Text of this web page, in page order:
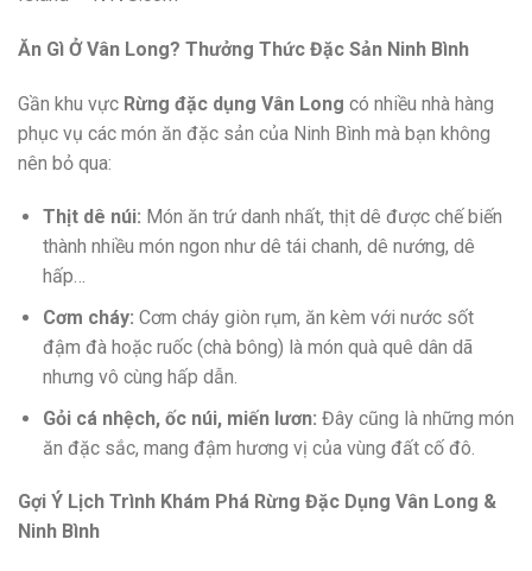
Ăn Gì Ở Vân Long? Thưởng Thức Đặc Sản Ninh Bình
Gần khu vực Rừng đặc dụng Vân Long có nhiều nhà hàng
phục vụ các món ăn đặc sản của Ninh Bình mà bạn không
nên bỏ qua:
Thịt dê núi: Món ăn trứ danh nhất, thịt dê được chế biến
thành nhiều món ngon như dê tái chanh, dê nướng, dê
hấp…
Cơm cháy: Cơm cháy giòn rụm, ăn kèm với nước sốt
đậm đà hoặc ruốc (chà bông) là món quà quê dân dã
nhưng vô cùng hấp dẫn.
Gỏi cá nhệch, ốc núi, miến lươn: Đây cũng là những món
ăn đặc sắc, mang đậm hương vị của vùng đất cố đô.
Gợi Ý Lịch Trình Khám Phá Rừng Đặc Dụng Vân Long &
Ninh Bình